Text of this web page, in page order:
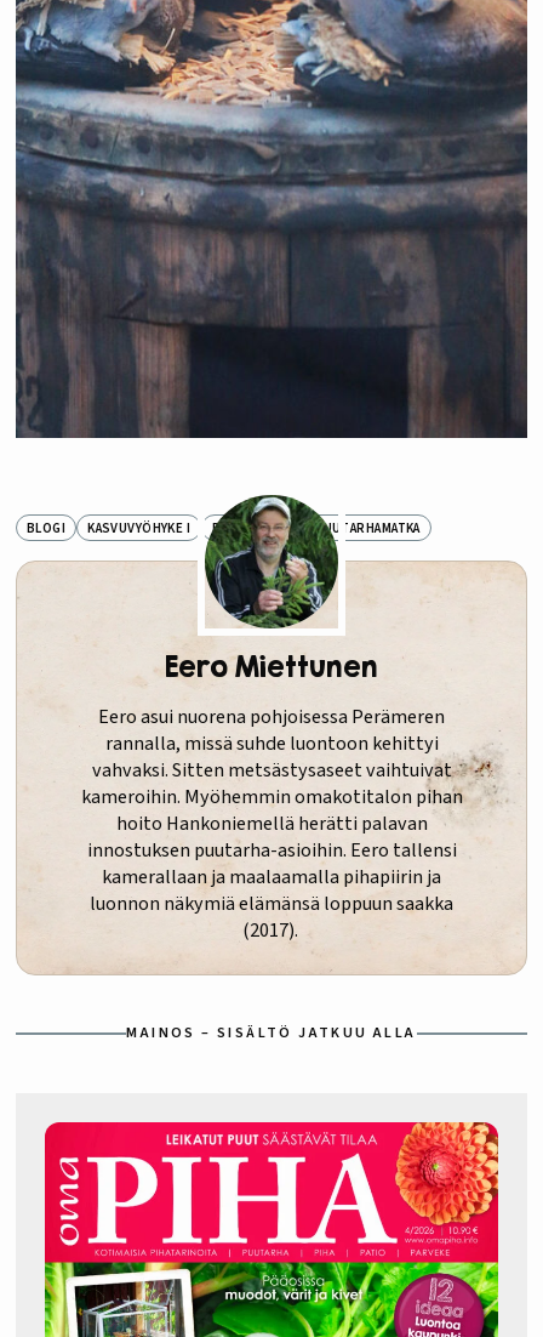
BLOGI KASVUVYÖHYKE I PIHATARINAT PUUTARHAMATKA
Eero Miettunen
Eero asui nuorena pohjoisessa Perämeren
rannalla, missä suhde luontoon kehittyi
vahvaksi. Sitten metsästysaseet vaihtuivat
kameroihin. Myöhemmin omakotitalon pihan
hoito Hankoniemellä herätti palavan
innostuksen puutarha-asioihin. Eero tallensi
kamerallaan ja maalaamalla pihapiirin ja
luonnon näkymiä elämänsä loppuun saakka
(2017).
MAINOS – SISÄLTÖ JATKUU ALLA